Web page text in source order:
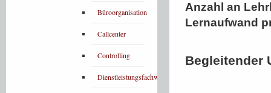
Anzahl an
Lernaufwand
Begleitender
Büroorganisation
Callcenter
Controlling
Dienstleistungsfachwirt